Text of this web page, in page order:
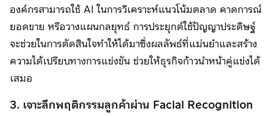
องค์กรสามารถใช้ AI ในการวิเคราะห์แนวโน้มตลาด คาดการณ์
ยอดขาย หรือวางแผนกลยุทธ์ การประยุกต์ใช้ปัญญาประดิษฐ์
จะช่วยในการตัดสินใจทำให้ได้มาซึ่งผลลัพธ์ที่แม่นยำและสร้าง
ความได้เปรียบทางการแข่งขัน ช่วยให้ธุรกิจก้าวนำหน้าคู่แข่งได้
เสมอ
3. เจาะลึกพฤติกรรมลูกค้าผ่าน Facial Recognition